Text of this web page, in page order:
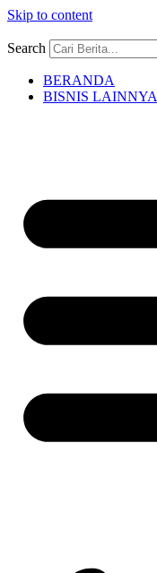
Skip to content
Search
BERANDA
BISNIS LAINNYA